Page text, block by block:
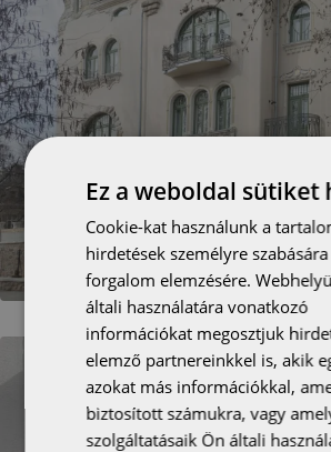
Ez a weboldal sütiket
Cookie-kat használunk a
hirdetések személyre szabására
forgalom elemzésére.
általi használatára vonatkozó
információkat megosztjuk
elemző partnereinkkel is, akik
azokat más információkkal,
biztosított számukra, vagy
szolgáltatásaik Ön általi